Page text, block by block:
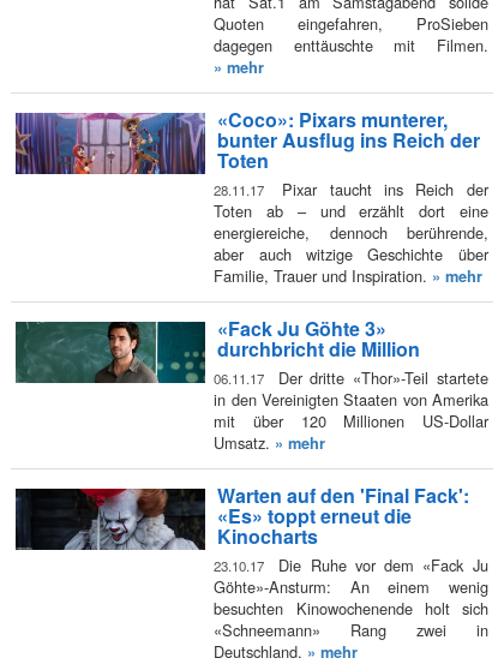
Quoten eingefahren, ProSieben
dagegen enttäuschte mit Filmen.
» mehr
«Coco»: Pixars munterer,
bunter Ausflug ins Reich der
Toten
28.11.17
Pixar taucht ins Reich der
Toten ab – und erzählt dort eine
energiereiche, dennoch berührende,
aber auch witzige Geschichte über
Familie, Trauer und Inspiration. » mehr
«Fack Ju Göhte 3»
durchbricht die Million
06.11.17
Der dritte «Thor»-Teil startete
in den Vereinigten Staaten von Amerika
mit über 120 Millionen US-Dollar
Umsatz. » mehr
Warten auf den 'Final Fack':
«Es» toppt erneut die
Kinocharts
23.10.17
Die Ruhe vor dem «Fack Ju
Göhte»-Ansturm: An einem wenig
besuchten Kinowochenende holt sich
«Schneemann» Rang zwei in
Deutschland. » mehr